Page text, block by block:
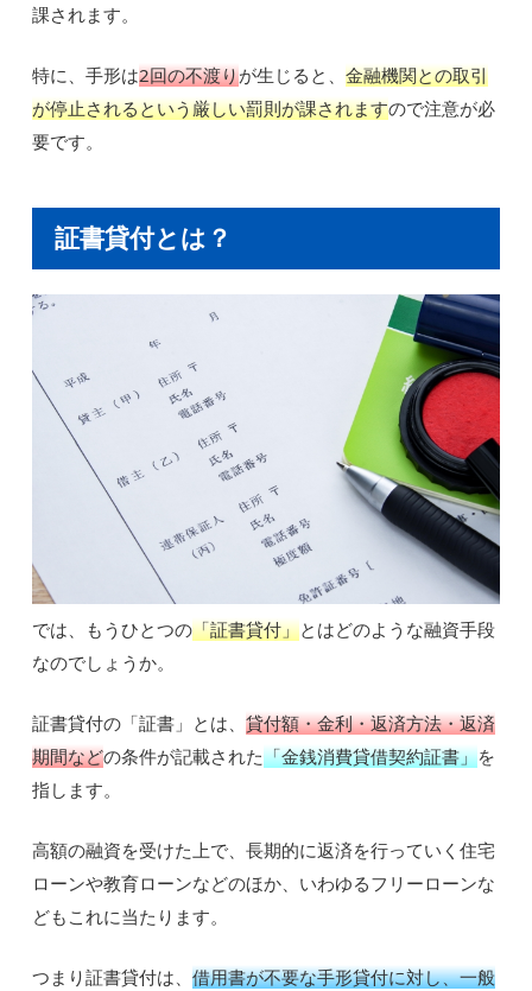
課されます。
特に、手形は2回の不渡りが生じると、金融機関との取引
が停止されるという厳しい罰則が課されますので注意が必
要です。
証書貸付とは？
では、もうひとつの「証書貸付」とはどのような融資手段
なのでしょうか。
証書貸付の「証書」とは、貸付額・金利・返済方法・返済
期間などの条件が記載された「金銭消費貸借契約証書」を
指します。
高額の融資を受けた上で、長期的に返済を行っていく住宅
ローンや教育ローンなどのほか、いわゆるフリーローンな
どもこれに当たります。
つまり証書貸付は、借用書が不要な手形貸付に対し、一般